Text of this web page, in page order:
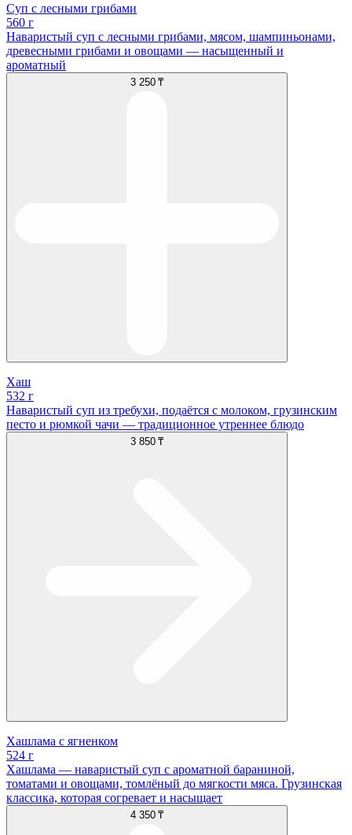
Суп с лесными грибами
560 г
Наваристый суп с лесными грибами, мясом, шампиньонами,
древесными грибами и овощами — насыщенный и
ароматный
3 250 ₸
Хаш
532 г
Наваристый суп из требухи, подаётся с молоком, грузинским
песто и рюмкой чачи — традиционное утреннее блюдо
3 850 ₸
Хашлама с ягненком
524 г
Хашлама — наваристый суп с ароматной бараниной,
томатами и овощами, томлёный до мягкости мяса. Грузинская
классика, которая согревает и насыщает
4 350 ₸